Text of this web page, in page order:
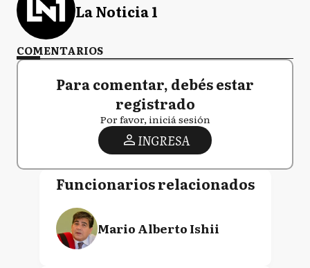
La Noticia 1
COMENTARIOS
Para comentar, debés estar
registrado
Por favor, iniciá sesión
INGRESA
Funcionarios relacionados
Mario Alberto Ishii